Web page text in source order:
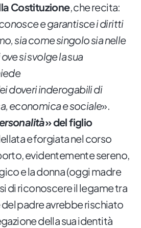
Costituzione, che recita:
e garantisce i diritti
sia come singolo sia nelle
si svolge la sua
doveri inderogabili di
economica e sociale».
» del figlio
e forgiata nel corso
evidentemente sereno,
e la donna (oggi madre
di riconoscere il legame tra
padre avrebbe rischiato
della sua identità